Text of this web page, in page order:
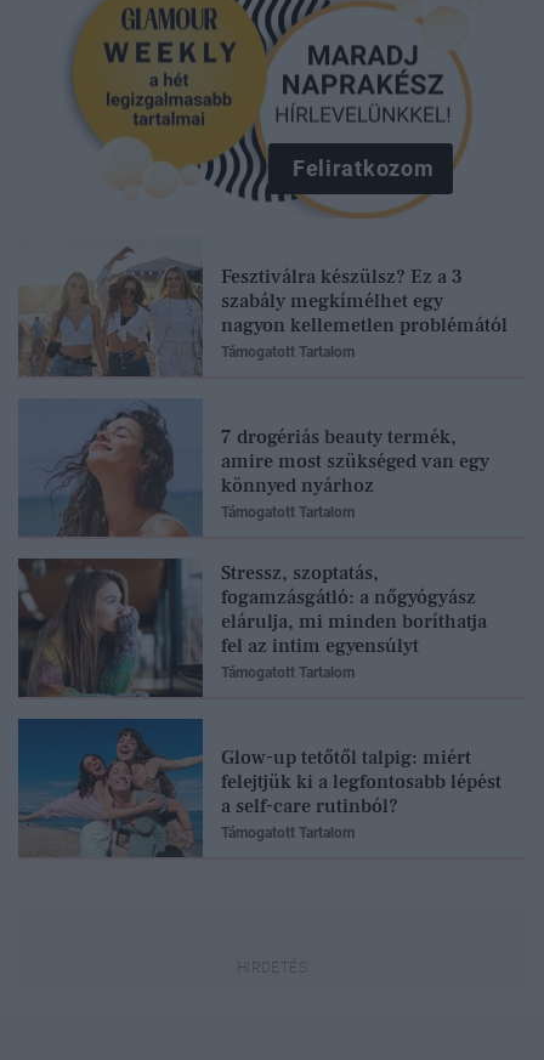
Feliratkozom
Fesztiválra készülsz? Ez a 3
szabály megkímélhet egy
nagyon kellemetlen problémától
Támogatott Tartalom
7 drogériás beauty termék,
amire most szükséged van egy
könnyed nyárhoz
Támogatott Tartalom
Stressz, szoptatás,
fogamzásgátló: a nőgyógyász
elárulja, mi minden boríthatja
fel az intim egyensúlyt
Támogatott Tartalom
Glow-up tetőtől talpig: miért
felejtjük ki a legfontosabb lépést
a self-care rutinból?
Támogatott Tartalom